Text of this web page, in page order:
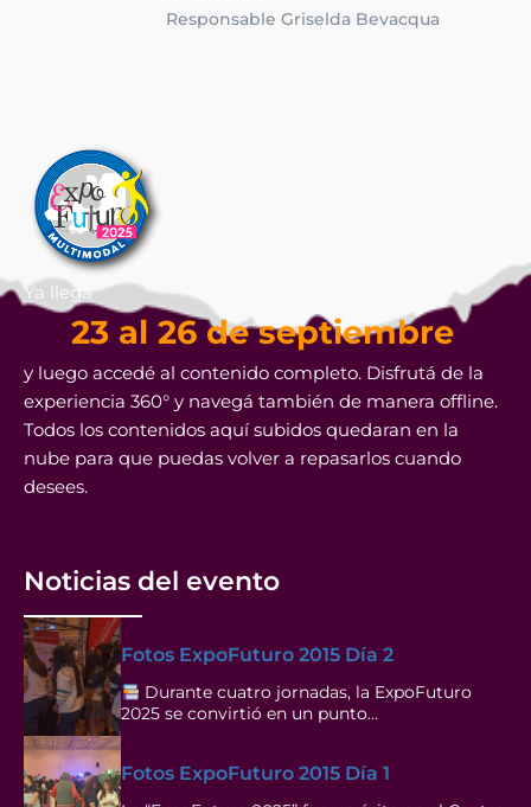
Responsable Griselda Bevacqua
Ya llega
23 al 26 de septiembre
y luego accedé al contenido completo. Disfrutá de la
experiencia 360° y navegá también de manera offline.
Todos los contenidos aquí subidos quedaran en la
nube para que puedas volver a repasarlos cuando
desees.
Noticias del evento
Fotos ExpoFuturo 2015 Día 2
Durante cuatro jornadas, la ExpoFuturo
2025 se convirtió en un punto…
Fotos ExpoFuturo 2015 Día 1